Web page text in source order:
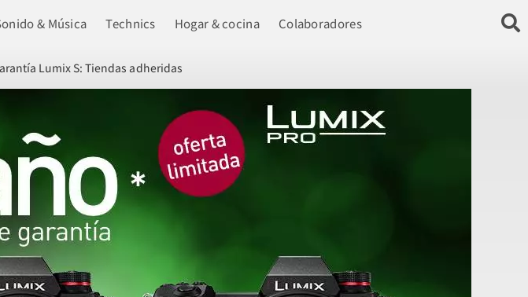
& Música Technics Hogar & cocina Colaboradores
Lumix S: Tiendas adheridas